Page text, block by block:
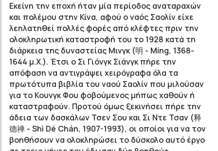
Εκείνη την εποχή ήταν μία περίοδος αναταραχών
και πολέμου στην Κίνα, αφού ο ναός Σαολίν είχε
λεηλατηθεί πολλές φορές από κλέφτες πριν την
ολοκληρωτική καταστροφή του το 1928 κατά τη
διάρκεια της δυναστείας Μινγκ (明 - Míng, 1368-
1644 μ.Χ.). Έτσι ο Σι Γιόνγκ Σιάνγκ πήρε την
απόφαση να αντιγράψει χειρόγραφα όλα τα
πρωτότυπα βιβλία του ναού Σαολίν που μιλούσαν
για το Κουνγκ Φου φοβούμενος μήπως χαθούν ή
καταστραφούν. Προτού όμως ξεκινήσει πήρε την
άδεια των δασκάλων Τσεν Σου και Σι Ντε Τσαν (释
德禅 - Shì Dé Chán, 1907-1993), οι οποίοι για να τον
βοηθήσουν να ολοκληρώσει το δύσκολο αυτό έργο